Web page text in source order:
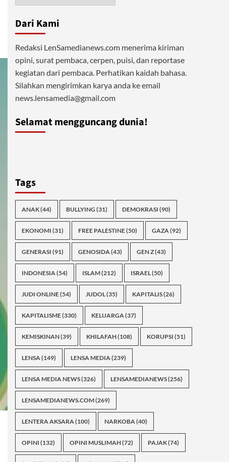
Dari Kami
Redaksi LenSamedianews.com menerima kiriman
opini, surat pembaca, cerpen, puisi, dan reportase
kegiatan dari pembaca. Perhatikan kaidah bahasa.
Silahkan mengirimkan karya anda ke email
news.lensamedia@gmail.com
Selamat mengguncang dunia!
Tags
ANAK(44) BULLYING (31) DEMOKRASI (90)
EKONOMI (31) FREE PALESTINE(50) GAZA(92)
GENERASI (91) GENOSIDA(43) GEN Z(43)
INDONESIA(54) ISLAM(212) ISRAEL(50)
JUDI ONLINE(54) JUDOL(35) KAPITALIS(26)
KAPITALISME(330) KELUARGA(37)
KEMISKINAN(39) KHILAFAH(108) KORUPSI (51)
LENSA(149) LENSA MEDIA(239)
LENSA MEDIA NEWS(326) LENSAMEDIANEWS(256)
LENSAMEDIANEWS.COM(269)
LENTERA AKSARA(100) NARKOBA(40)
OPINI (132) OPINI MUSLIMAH(72) PAJAK(74)